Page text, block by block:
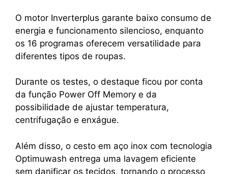
O motor Inverterplus garante baixo consumo de
energia e funcionamento silencioso, enquanto
os 16 programas oferecem versatilidade para
diferentes tipos de roupas.
Durante os testes, o destaque ficou por conta
da função Power Off Memory e da
possibilidade de ajustar temperatura,
centrifugação e enxágue.
Além disso, o cesto em aço inox com tecnologia
Optimuwash entrega uma lavagem eficiente
sem danificar os tecidos, tornando o processo